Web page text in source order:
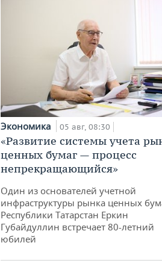
Экономика 05 авг, 08:30
«Развитие системы учета
ценных бумаг — процесс
непрекращающийся»
Один из основателей учетной
инфраструктуры рынка ценных
Республики Татарстан Еркин
Губайдуллин встречает 80-летний
юбилей